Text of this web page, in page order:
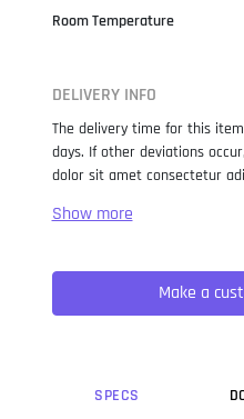
Room Temperature
DELIVERY INFO
The delivery time for this
days. If other deviations
dolor sit amet consectetur
when an unknown printer
not only five centuries, but
typesetting, remaining
popularised in the 1960s
Make a
SPECS